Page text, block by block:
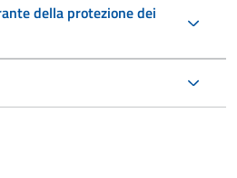
della protezione dei